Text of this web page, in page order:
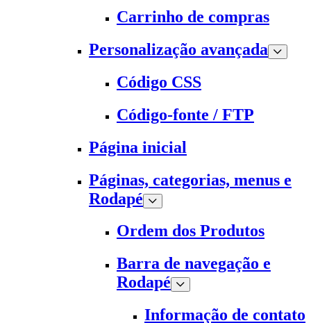
Carrinho de compras
Personalização avançada
Código CSS
Código-fonte / FTP
Página inicial
Páginas, categorias, menus e
Rodapé
Ordem dos Produtos
Barra de navegação e
Rodapé
Informação de contato